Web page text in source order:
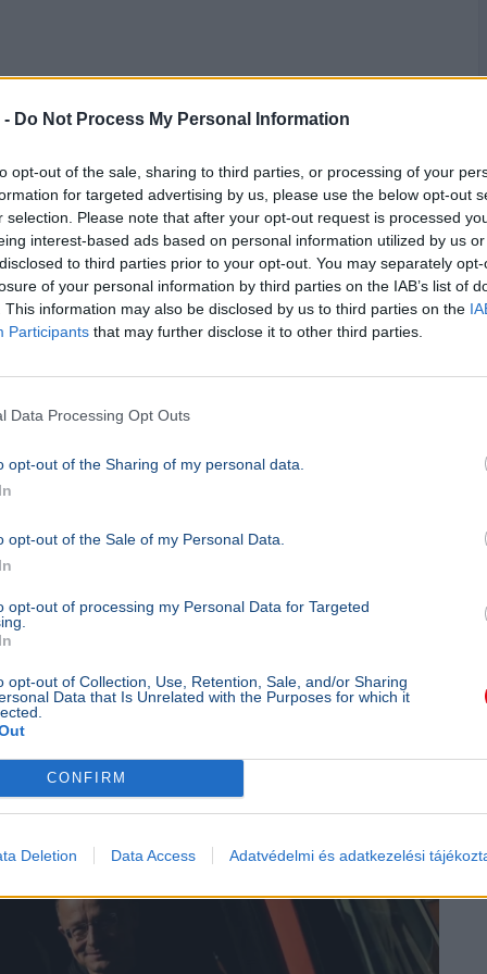
- Do Not Process My Personal Information
opt-out of the sale, sharing to third parties, or processing of your
for targeted advertising by us, please use the below opt-out
selection. Please note that after your opt-out request is processed
interest-based ads based on personal information utilized by us
to third parties prior to your opt-out. You may separately
of your personal information by third parties on the IAB’s list of
This information may also be disclosed by us to third parties on the
Participants that may further disclose it to other third parties.
Data Processing Opt Outs
opt-out of the Sharing of my personal data.
opt-out of the Sale of my Personal Data.
opt-out of processing my Personal Data for Targeted
opt-out of Collection, Use, Retention, Sale, and/or Sharing
Data that Is Unrelated with the Purposes for which it
CONFIRM
Deletion Data Access Adatvédelmi és adatkezelési
is bőven áldozott: a vizsgált időszakban
minicégnek, azRTDCOM-nak online
voltak, a most napvilágra került adatok
reprezentációja és a hirdetési kampányok
benne Orbán Viktor
a költségei.
Péter a BYD-ügy miatt